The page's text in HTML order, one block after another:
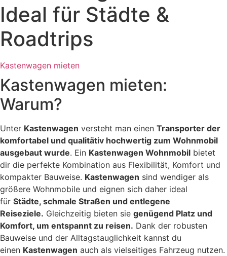
Ideal für Städte &
Roadtrips
Kastenwagen mieten
Kastenwagen mieten:
Warum?
Unter Kastenwagen versteht man einen Transporter der
komfortabel und qualitätiv hochwertig zum Wohnmobil
ausgebaut wurde. Ein Kastenwagen Wohnmobil bietet
dir die perfekte Kombination aus Flexibilität, Komfort und
kompakter Bauweise. Kastenwagen sind wendiger als
größere Wohnmobile und eignen sich daher ideal
für Städte, schmale Straßen und entlegene
Reiseziele. Gleichzeitig bieten sie genügend Platz und
Komfort, um entspannt zu reisen. Dank der robusten
Bauweise und der Alltagstauglichkeit kannst du
einen Kastenwagen auch als vielseitiges Fahrzeug nutzen.